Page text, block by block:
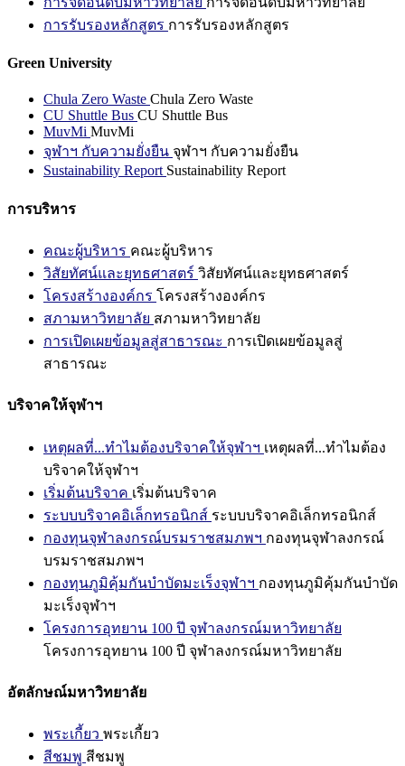
การรับรองหลักสูตร การรับรองหลักสูตร
Green University
Chula Zero Waste Chula Zero Waste
CU Shuttle Bus CU Shuttle Bus
MuvMi MuvMi
จุฬาฯ กับความยั่งยืน จุฬาฯ กับความยั่งยืน
Sustainability Report Sustainability Report
การบริหาร
คณะผู้บริหาร คณะผู้บริหาร
วิสัยทัศน์และยุทธศาสตร์ วิสัยทัศน์และยุทธศาสตร์
โครงสร้างองค์กร โครงสร้างองค์กร
สภามหาวิทยาลัย สภามหาวิทยาลัย
การเปิดเผยข้อมูลสู่สาธารณะ การเปิดเผยข้อมูลสู่
สาธารณะ
บริจาคให้จุฬาฯ
เหตุผลที่...ทำไมต้องบริจาคให้จุฬาฯ เหตุผลที่...ทำไมต้อง
บริจาคให้จุฬาฯ
เริ่มต้นบริจาค เริ่มต้นบริจาค
ระบบบริจาคอิเล็กทรอนิกส์ ระบบบริจาคอิเล็กทรอนิกส์
กองทุนจุฬาลงกรณ์บรมราชสมภพฯ กองทุนจุฬาลงกรณ์
บรมราชสมภพฯ
กองทุนภูมิคุ้มกันบำบัดมะเร็งจุฬาฯ กองทุนภูมิคุ้มกันบำบัด
มะเร็งจุฬาฯ
โครงการอุทยาน 100 ปี จุฬาลงกรณ์มหาวิทยาลัย
โครงการอุทยาน 100 ปี จุฬาลงกรณ์มหาวิทยาลัย
อัตลักษณ์มหาวิทยาลัย
พระเกี้ยว พระเกี้ยว
สีชมพู สีชมพู